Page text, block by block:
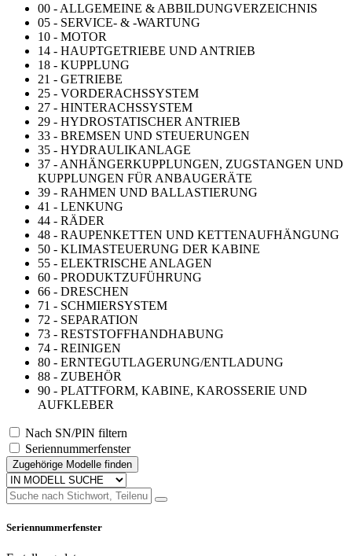
00 - ALLGEMEINE & ABBILDUNGVERZEICHNIS
05 - SERVICE- & -WARTUNG
10 - MOTOR
14 - HAUPTGETRIEBE UND ANTRIEB
18 - KUPPLUNG
21 - GETRIEBE
25 - VORDERACHSSYSTEM
27 - HINTERACHSSYSTEM
29 - HYDROSTATISCHER ANTRIEB
33 - BREMSEN UND STEUERUNGEN
35 - HYDRAULIKANLAGE
37 - ANHÄNGERKUPPLUNGEN, ZUGSTANGEN UND
KUPPLUNGEN FÜR ANBAUGERÄTE
39 - RAHMEN UND BALLASTIERUNG
41 - LENKUNG
44 - RÄDER
48 - RAUPENKETTEN UND KETTENAUFHÄNGUNG
50 - KLIMASTEUERUNG DER KABINE
55 - ELEKTRISCHE ANLAGEN
60 - PRODUKTZUFÜHRUNG
66 - DRESCHEN
71 - SCHMIERSYSTEM
72 - SEPARATION
73 - RESTSTOFFHANDHABUNG
74 - REINIGEN
80 - ERNTEGUTLAGERUNG/ENTLADUNG
88 - ZUBEHÖR
90 - PLATTFORM, KABINE, KAROSSERIE UND
AUFKLEBER
Nach SN/PIN filtern
Seriennummerfenster
Zugehörige Modelle finden
Seriennummerfenster